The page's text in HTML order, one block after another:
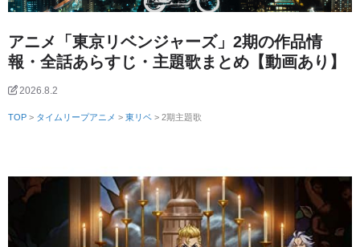
アニメ「東京リベンジャーズ」2期の作品情
報・全話あらすじ・主題歌まとめ【動画あり】
2026.8.2
TOP > タイムリープアニメ > 東リベ > 2期主題歌